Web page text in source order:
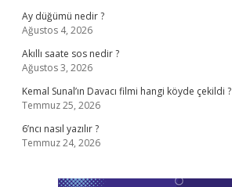
Ay düğümü nedir ?
Ağustos 4, 2026
Akıllı saate sos nedir ?
Ağustos 3, 2026
Kemal Sunal’ın Davacı filmi hangi köyde çekildi ?
Temmuz 25, 2026
6’ncı nasıl yazılır ?
Temmuz 24, 2026